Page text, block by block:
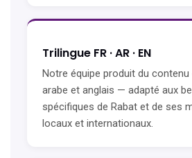
Trilingue FR · AR · EN
Notre équipe produit du
arabe et anglais — adapté aux
spécifiques de Rabat et de ses
locaux et internationaux.